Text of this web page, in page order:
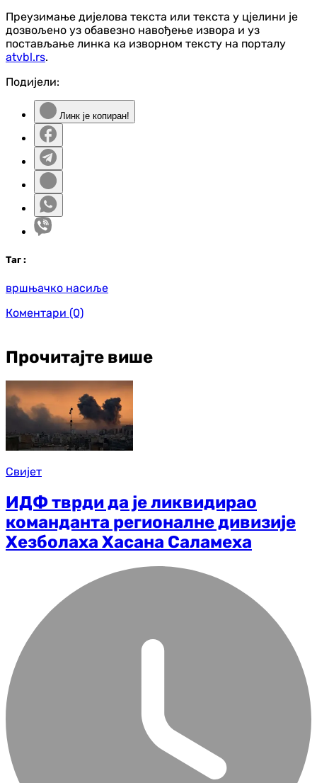
Преузимање дијелова текста или текста у цјелини је
дозвољено уз обавезно навођење извора и уз
постављање линка ка изворном тексту на порталу
atvbl.rs.
Подијели:
Линк је копиран!
Таг :
вршњачко насиље
Коментари (0)
Прочитајте више
Свијет
ИДФ тврди да је ликвидирао
команданта регионалне дивизије
Хезболаха Хасана Саламеха